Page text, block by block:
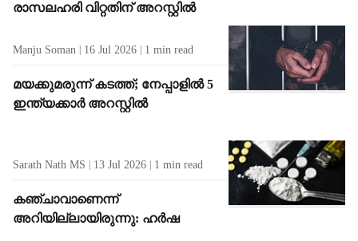
രാസലഹരി വിറ്റതിന് അറസ്റ്റിൽ
Manju Soman 16 Jul 2026 1 min read
മയക്കുമരുന്ന് കടത്ത്; നേപ്പാളിൽ 5
ഇന്ത്യക്കാർ അറസ്റ്റിൽ
Sarath Nath MS 13 Jul 2026 1 min read
കഞ്ചാവാണെന്ന്
അറിയില്ലായിരുന്നു: ഹർഷ